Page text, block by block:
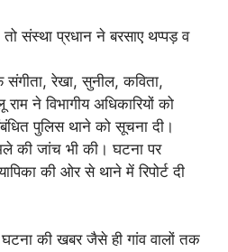
संगीता, रेखा, सुनील, कविता,
ने विभागीय अधिकारियों को
पुलिस थाने को सूचना दी।
की जांच भी की। घटना पर
की ओर से थाने में रिपोर्ट दी
घटना की खबर जैसे ही गांव वालों तक